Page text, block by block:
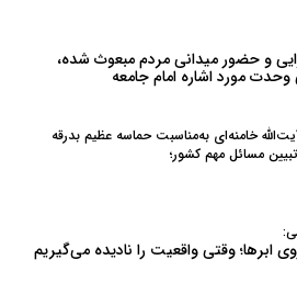
و حضور میدانی مردم مبعوث شده،
مورد اشاره امام جامعه
خامنه‌ای به‌مناسبت حماسه عظیم بدرقه
مسائل مهم کشور؛
ابرها؛ وقتی واقعیت را نادیده می‌گیریم